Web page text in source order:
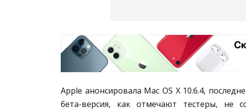
Apple анонсировала Mac OS X 10.6.4,
бета-версия, как отмечают тестеры, не